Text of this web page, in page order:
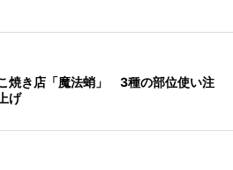
焼き店「魔法蛸」 3種の部位使い注
げ